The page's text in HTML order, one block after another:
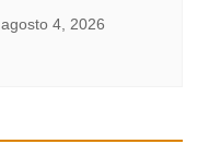
agosto 4, 2026